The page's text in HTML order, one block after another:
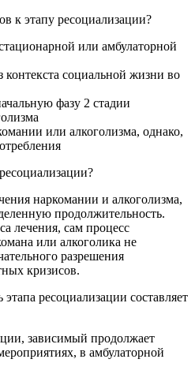
к этапу ресоциализации?
или амбулаторной
контекста социальной жизни во
фазу 2 стадии
или алкоголизма, однако,
наркомании и алкоголизма,
продолжительность.
лечения, сам процесс
или алкоголика не
разрешения
кризисов.
ресоциализации составляет
зависимый продолжает
в амбулаторной